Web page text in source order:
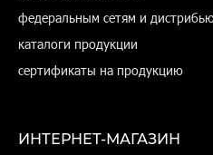
федеральным сетям и
каталоги продукции
сертификаты на продукцию
ИНТЕРНЕТ-МАГАЗИН